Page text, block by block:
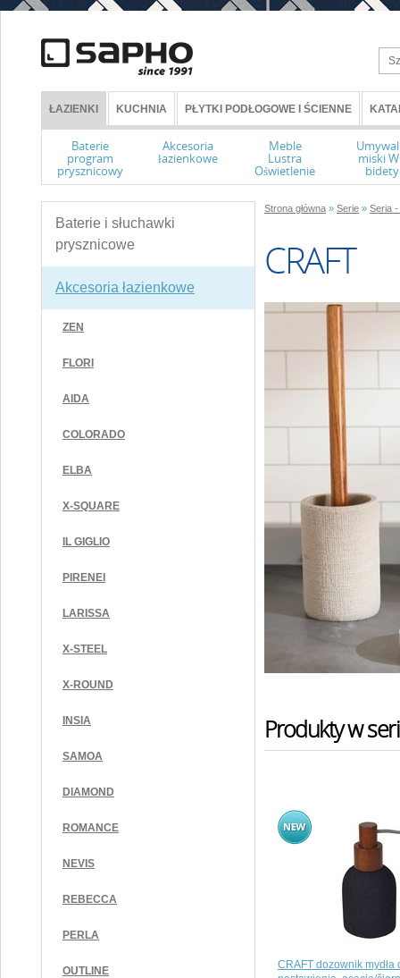
ŁAZIENKI KUCHNIA PŁYTKI PODŁOGOWE I ŚCIENNE
Baterie
program
prysznicowy
Akcesoria
łazienkowe
Meble
Lustra
Oświetlenie
miski
bidety
Baterie i słuchawki
prysznicowe
Akcesoria łazienkowe
ZEN
FLORI
AIDA
COLORADO
ELBA
X-SQUARE
IL GIGLIO
PIRENEI
LARISSA
X-STEEL
X-ROUND
INSIA
SAMOA
DIAMOND
ROMANCE
NEVIS
REBECCA
PERLA
OUTLINE
Strona główna » Serie » Seria -
CRAFT
Produkty w
CRAFT dozownik mydła